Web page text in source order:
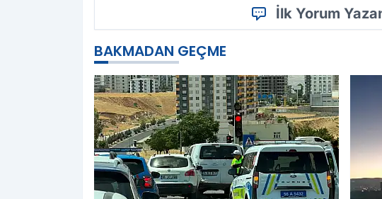
İlk Yorum
BAKMADAN GEÇME